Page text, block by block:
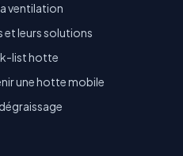
ventilation
et leurs solutions
list hotte
une hotte mobile